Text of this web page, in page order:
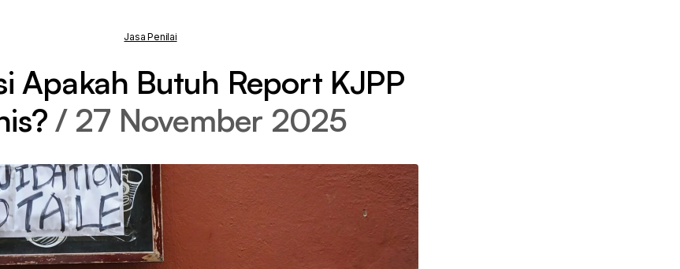
Jasa Penilai
Apakah Butuh Report KJPP
27 November 2025